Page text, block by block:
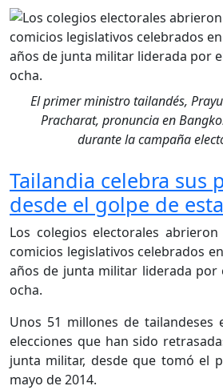
El primer ministro tailandés,
Pracharat, pronuncia en
durante la campaña
Tailandia celebra sus
desde el golpe de
Los colegios electorales
comicios legislativos celebrados
años de junta militar liderada por
ocha.
Unos 51 millones de
elecciones que han sido
junta militar, desde que tomó el
mayo de 2014.